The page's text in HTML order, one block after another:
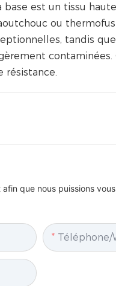
est un tissu
ou
tandis
résistance.
que nous puissions
Téléphone/